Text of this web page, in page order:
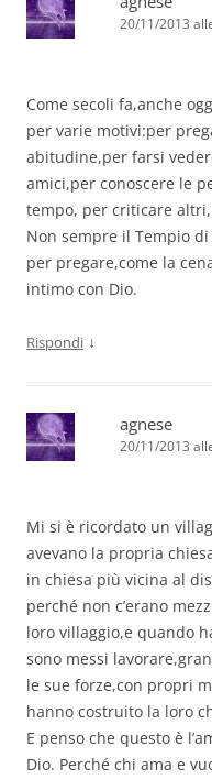
20/11/2013
Come secoli fa,anche
per varie motivi:per
abitudine,per farsi
amici,per conoscere le
tempo, per criticare
Non sempre il Tempio
per pregare,come la
intimo con Dio.
Rispondi ↓
agnese
20/11/2013
Mi si è ricordato un
avevano la propria
in chiesa più vicina al
perché non c’erano
loro villaggio,e quando
sono messi
le sue forze,con propri
hanno costruito la loro
E penso che questo è
Dio. Perché chi ama e